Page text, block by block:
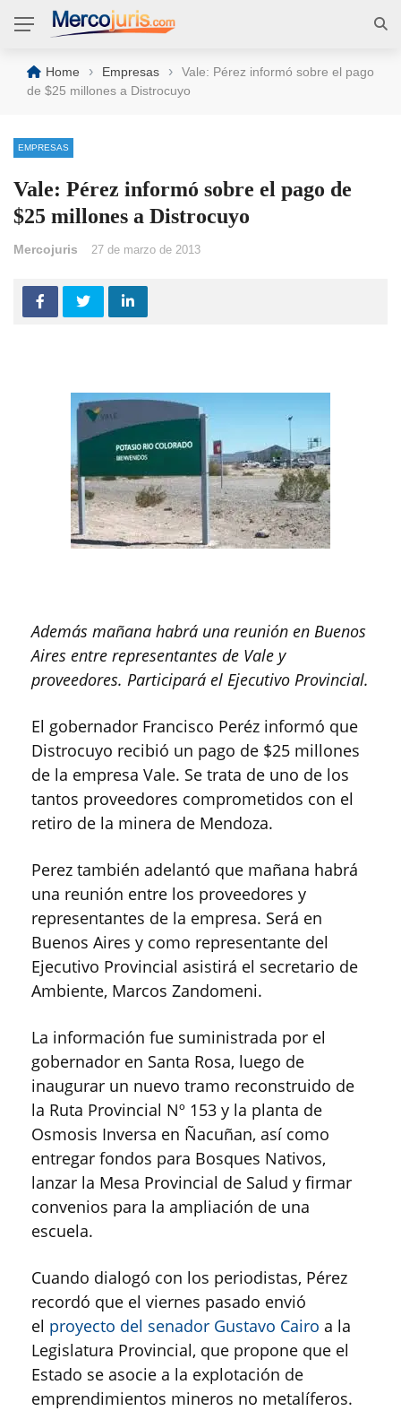
Home › Empresas ›
Vale: Pérez informó sobre el pago
de $25 millones a Distrocuyo
EMPRESAS
Vale: Pérez informó sobre el pago de
$25 millones a Distrocuyo
Mercojuris 27 de marzo de 2013
Además mañana habrá una reunión en Buenos
Aires entre representantes de Vale y
proveedores. Participará el Ejecutivo Provincial.
El gobernador Francisco Peréz informó que
Distrocuyo recibió un pago de $25 millones
de la empresa Vale. Se trata de uno de los
tantos proveedores comprometidos con el
retiro de la minera de Mendoza.
Perez también adelantó que mañana habrá
una reunión entre los proveedores y
representantes de la empresa. Será en
Buenos Aires y como representante del
Ejecutivo Provincial asistirá el secretario de
Ambiente, Marcos Zandomeni.
La información fue suministrada por el
gobernador en Santa Rosa, luego de
inaugurar un nuevo tramo reconstruido de
la Ruta Provincial Nº 153 y la planta de
Osmosis Inversa en Ñacuñan, así como
entregar fondos para Bosques Nativos,
lanzar la Mesa Provincial de Salud y firmar
convenios para la ampliación de una
escuela.
Cuando dialogó con los periodistas, Pérez
recordó que el viernes pasado envió
el proyecto del senador Gustavo Cairo a la
Legislatura Provincial, que propone que el
Estado se asocie a la explotación de
emprendimientos mineros no metalíferos.